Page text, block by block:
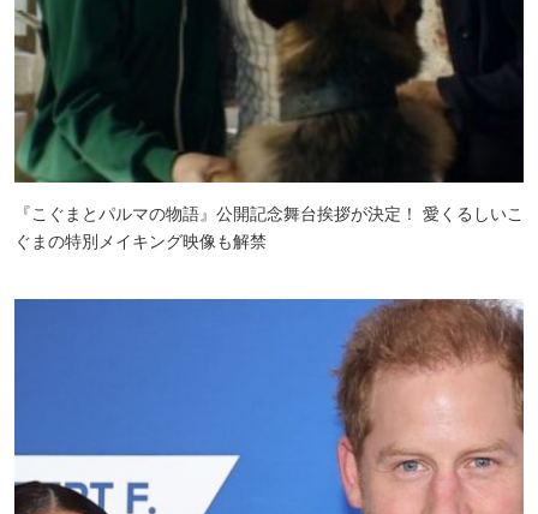
『こぐまとパルマの物語』公開記念舞台挨拶が決定！ 愛くるしいこ
ぐまの特別メイキング映像も解禁